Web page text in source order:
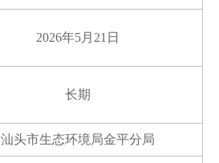
2026年5月21日
长期
汕头市生态环境局金平分局